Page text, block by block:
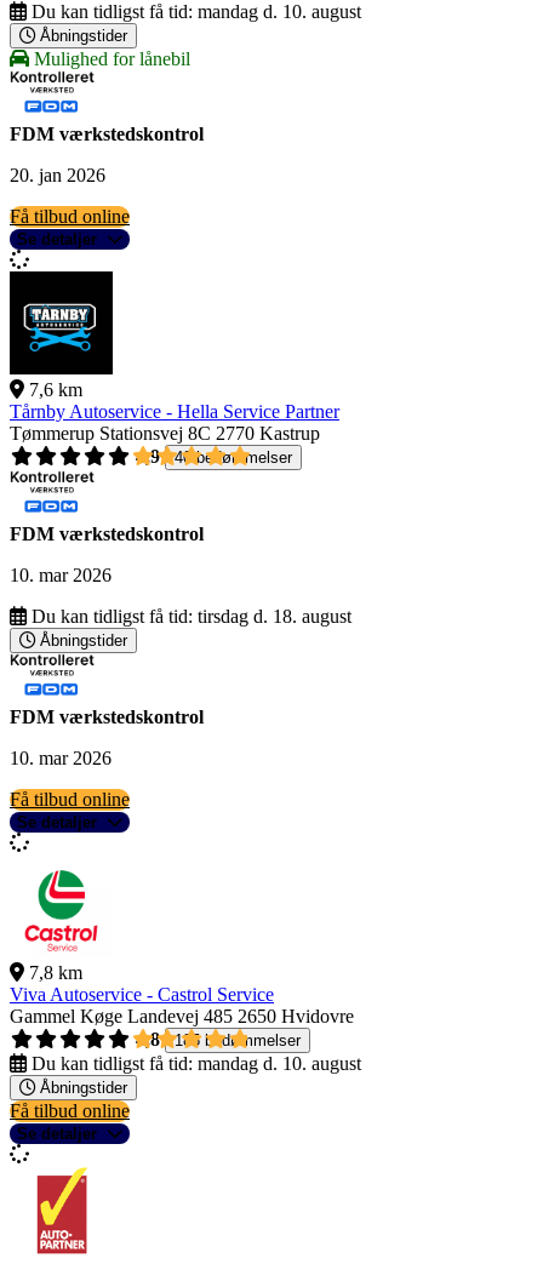
Du kan tidligst få tid: mandag d. 10. august
Åbningstider
Mulighed for lånebil
FDM værkstedskontrol
20. jan 2026
Få tilbud online
Se detaljer
7,6 km
Tårnby Autoservice - Hella Service Partner
Tømmerup Stationsvej 8C 2770 Kastrup
4,9
40 bedømmelser
FDM værkstedskontrol
10. mar 2026
Du kan tidligst få tid: tirsdag d. 18. august
Åbningstider
FDM værkstedskontrol
10. mar 2026
Få tilbud online
Se detaljer
7,8 km
Viva Autoservice - Castrol Service
Gammel Køge Landevej 485 2650 Hvidovre
4,8
185 bedømmelser
Du kan tidligst få tid: mandag d. 10. august
Åbningstider
Få tilbud online
Se detaljer